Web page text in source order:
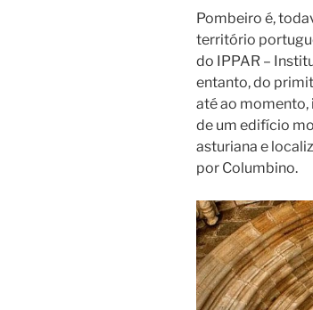
Pombeiro é,
território
do IPPAR –
entanto, do
até ao
de um edifício
asturiana e
por Columbino.